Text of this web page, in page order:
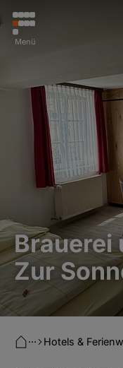
Menü
Brauerei
Zur
Hotels &
···